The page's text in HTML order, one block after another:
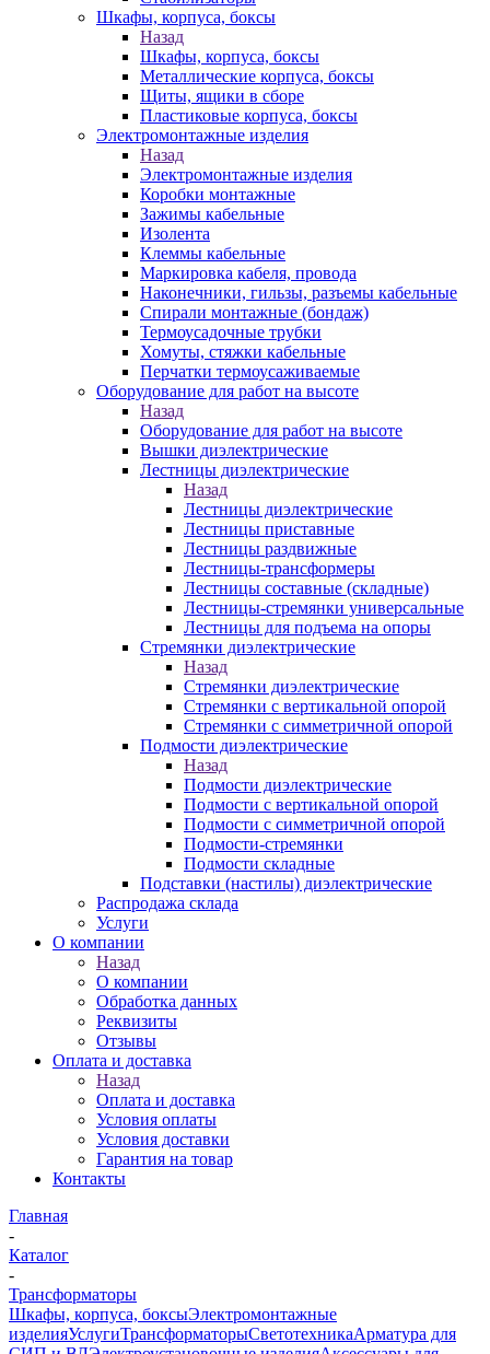
Шкафы, корпуса, боксы
Назад
Шкафы, корпуса, боксы
Металлические корпуса, боксы
Щиты, ящики в сборе
Пластиковые корпуса, боксы
Электромонтажные изделия
Назад
Электромонтажные изделия
Коробки монтажные
Зажимы кабельные
Изолента
Клеммы кабельные
Маркировка кабеля, провода
Наконечники, гильзы, разъемы кабельные
Спирали монтажные (бондаж)
Термоусадочные трубки
Хомуты, стяжки кабельные
Перчатки термоусаживаемые
Оборудование для работ на высоте
Назад
Оборудование для работ на высоте
Вышки диэлектрические
Лестницы диэлектрические
Назад
Лестницы диэлектрические
Лестницы приставные
Лестницы раздвижные
Лестницы-трансформеры
Лестницы составные (складные)
Лестницы-стремянки универсальные
Лестницы для подъема на опоры
Стремянки диэлектрические
Назад
Стремянки диэлектрические
Стремянки с вертикальной опорой
Стремянки с симметричной опорой
Подмости диэлектрические
Назад
Подмости диэлектрические
Подмости с вертикальной опорой
Подмости с симметричной опорой
Подмости-стремянки
Подмости складные
Подставки (настилы) диэлектрические
Распродажа склада
Услуги
О компании
Назад
О компании
Обработка данных
Реквизиты
Отзывы
Оплата и доставка
Назад
Оплата и доставка
Условия оплаты
Условия доставки
Гарантия на товар
Контакты
Главная
-
Каталог
-
Трансформаторы
Шкафы, корпуса, боксыЭлектромонтажные
изделияУслугиТрансформаторыСветотехникаАрматура для